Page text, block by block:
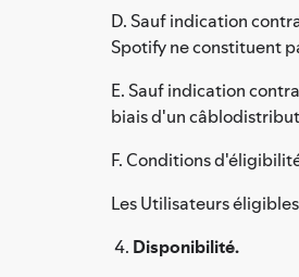
D. Sauf indication
Spotify ne constituent
E. Sauf indication
biais d'un
F. Conditions
Les Utilisateurs
Disponibilité.